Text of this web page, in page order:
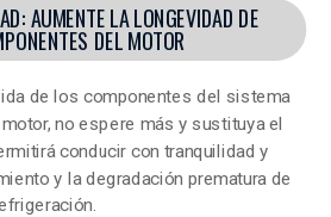
AUMENTE LA LONGEVIDAD DE
DEL MOTOR
de los componentes del sistema
no espere más y sustituya el
conducir con tranquilidad y
y la degradación prematura de